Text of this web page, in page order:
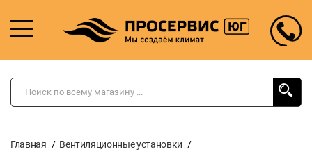
Главная
Вентиляционные установки